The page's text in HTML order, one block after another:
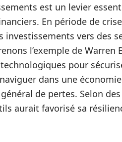
est un levier
En période de
investissements vers des
l’exemple de
pour
dans une
de pertes. Selon
aurait favorisé sa